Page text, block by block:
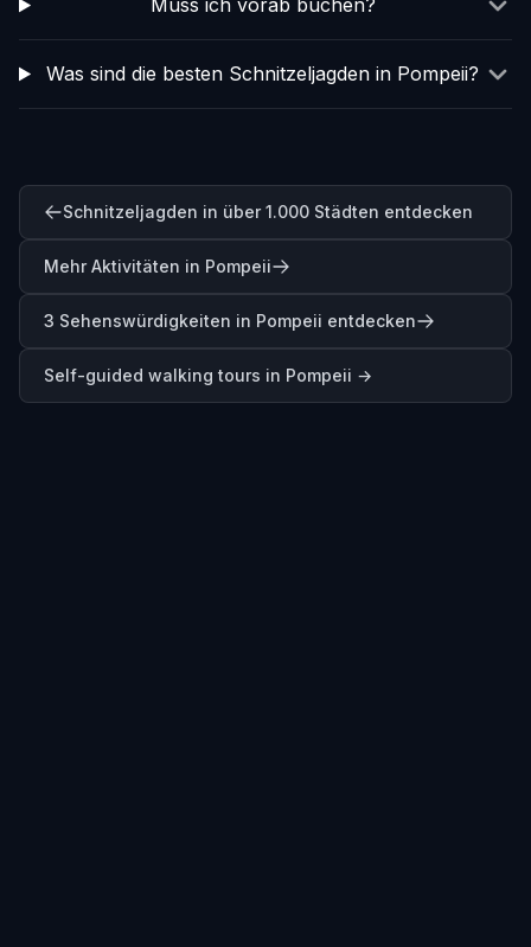
Muss ich vorab buchen?
Was sind die besten Schnitzeljagden in Pompeii?
Schnitzeljagden in über 1.000 Städten entdecken
Mehr Aktivitäten in Pompeii
3 Sehenswürdigkeiten in Pompeii entdecken
Self-guided walking tours in Pompeii →